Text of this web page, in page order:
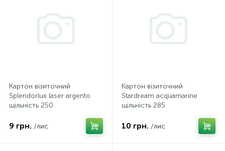
Картон візиточний
Splendorlux laser argento
щільність 250
9 грн. /лис
Картон візиточний
Stardream acquamarine
щільність 285
10 грн. /лис